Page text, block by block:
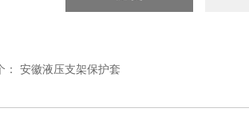
： 安徽液压支架保护套